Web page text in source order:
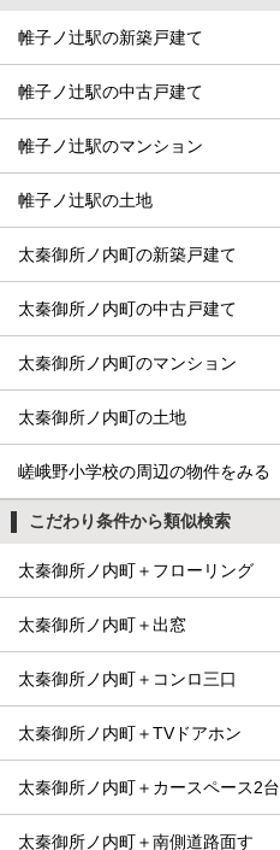
帷子ノ辻駅の新築戸建て
帷子ノ辻駅の中古戸建て
帷子ノ辻駅のマンション
帷子ノ辻駅の土地
太秦御所ノ内町の新築戸建て
太秦御所ノ内町の中古戸建て
太秦御所ノ内町のマンション
太秦御所ノ内町の土地
嵯峨野小学校の周辺の物件をみる
こだわり条件から類似検索
太秦御所ノ内町＋フローリング
太秦御所ノ内町＋出窓
太秦御所ノ内町＋コンロ三口
太秦御所ノ内町＋TVドアホン
太秦御所ノ内町＋カースペース2台
太秦御所ノ内町＋南側道路面す